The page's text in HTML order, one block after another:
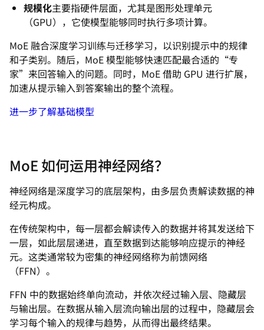
规模化主要指硬件层面，尤其是图形处理单元
（GPU），它使模型能够同时执行多项计算。
MoE 融合深度学习训练与迁移学习，以识别提示中的规律
和子类别。随后，MoE 模型能够快速匹配最合适的“专
家”来回答输入的问题。同时，MoE 借助 GPU 进行扩展，
加速从提示输入到答案输出的整个流程。
进一步了解基础模型
MoE 如何运用神经网络？
神经网络是深度学习的底层架构，由多层负责解读数据的神
经元构成。
在传统架构中，每一层都会解读传入的数据并将其发送给下
一层，如此层层递进，直至数据到达能够响应提示的神经
元。这类通常较为密集的神经网络称为前馈网络
（FFN）。
FFN 中的数据始终单向流动，并依次经过输入层、隐藏层
与输出层。在数据从输入层流向输出层的过程中，隐藏层会
学习每个输入的规律与趋势，从而得出最终结果。